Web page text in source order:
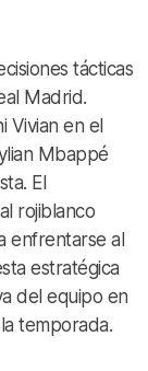
tácticas
Madrid.
Vivian en el
Mbappé
El
rojiblanco
enfrentarse al
estratégica
del equipo en
temporada.